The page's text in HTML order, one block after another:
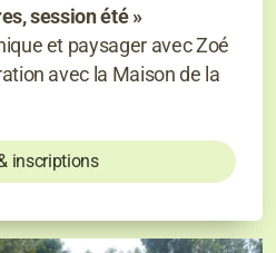
session été »
et paysager avec Zoé
avec la Maison de la
inscriptions